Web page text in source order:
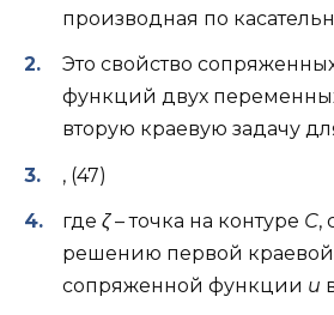
производная по
Это свойство
функций двух
вторую краевую задачу
, (47)
где ζ– точка на контуре С,
решению первой краевой
сопряженной функции u